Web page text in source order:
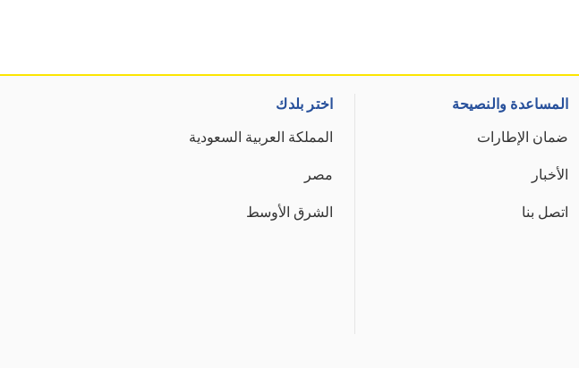
المساعدة والنصيحة
ضمان الإطارات
الأخبار
اتصل بنا
اختر بلدك
المملكة العربية السعودية
مصر
الشرق الأوسط